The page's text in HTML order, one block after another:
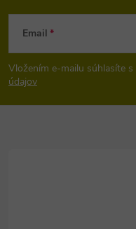
Z
á
p
Email
Vložením e-mailu súhlasíte s
údajov